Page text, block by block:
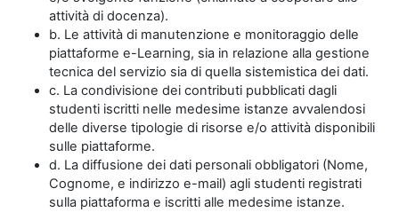
attività di docenza).
b. Le attività di manutenzione e monitoraggio delle
piattaforme e-Learning, sia in relazione alla gestione
tecnica del servizio sia di quella sistemistica dei dati.
c. La condivisione dei contributi pubblicati dagli
studenti iscritti nelle medesime istanze avvalendosi
delle diverse tipologie di risorse e/o attività disponibili
sulle piattaforme.
d. La diffusione dei dati personali obbligatori (Nome,
Cognome, e indirizzo e-mail) agli studenti registrati
sulla piattaforma e iscritti alle medesime istanze.